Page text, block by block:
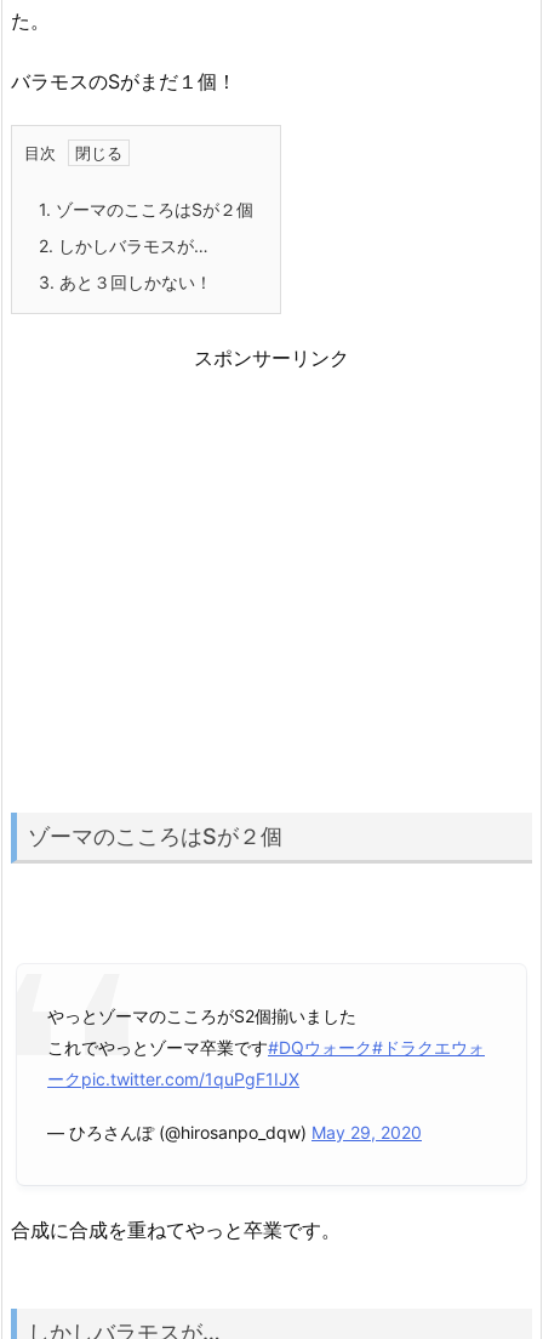
た。
バラモスのSがまだ１個！
目次
1. ゾーマのこころはSが２個
2. しかしバラモスが…
3. あと３回しかない！
スポンサーリンク
ゾーマのこころはSが２個
やっとゾーマのこころがS2個揃いました
これでやっとゾーマ卒業です#DQウォーク#ドラクエウォ
ークpic.twitter.com/1quPgF1IJX
— ひろさんぽ (@hirosanpo_dqw) May 29, 2020
合成に合成を重ねてやっと卒業です。
しかしバラモスが…